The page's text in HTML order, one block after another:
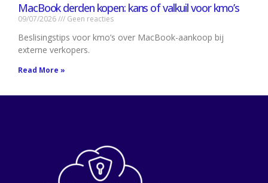
MacBook derden kopen: kans of valkuil voor kmo’s
09/07/2026 Geen reacties
Beslisingstips voor kmo’s over MacBook-aankoop bij
externe verkopers.
Read More »